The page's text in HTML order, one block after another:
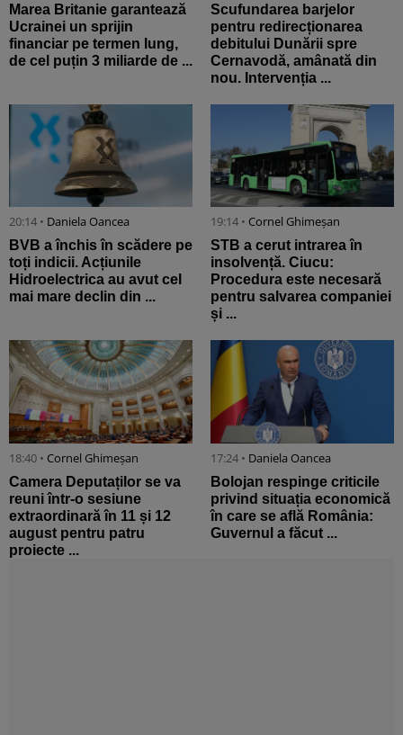
Marea Britanie garantează
Ucrainei un sprijin
financiar pe termen lung,
de cel puțin 3 miliarde de ...
Scufundarea barjelor
pentru redirecționarea
debitului Dunării spre
Cernavodă, amânată din
nou. Intervenția ...
20:14 • Daniela Oancea
BVB a închis în scădere pe
toți indicii. Acțiunile
Hidroelectrica au avut cel
mai mare declin din ...
19:14 • Cornel Ghimeșan
STB a cerut intrarea în
insolvență. Ciucu:
Procedura este necesară
pentru salvarea companiei
și ...
18:40 • Cornel Ghimeșan
Camera Deputaților se va
reuni într-o sesiune
extraordinară în 11 și 12
august pentru patru
proiecte ...
17:24 • Daniela Oancea
Bolojan respinge criticile
privind situația economică
în care se află România:
Guvernul a făcut ...